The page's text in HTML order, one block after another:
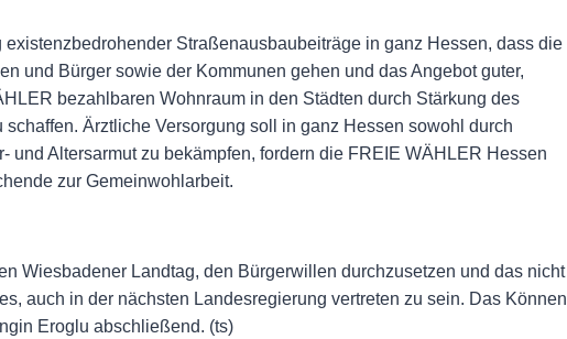
Straßenausbaubeiträge in ganz Hessen, dass die
und Bürger sowie der Kommunen gehen und das Angebot guter,
bezahlbaren Wohnraum in den Städten durch Stärkung des
Ärztliche Versorgung soll in ganz Hessen sowohl durch
Altersarmut zu bekämpfen, fordern die FREIE WÄHLER Hessen
zur Gemeinwohlarbeit.
Wiesbadener Landtag, den Bürgerwillen durchzusetzen und das nicht
auch in der nächsten Landesregierung vertreten zu sein. Das Können
Eroglu abschließend. (ts)